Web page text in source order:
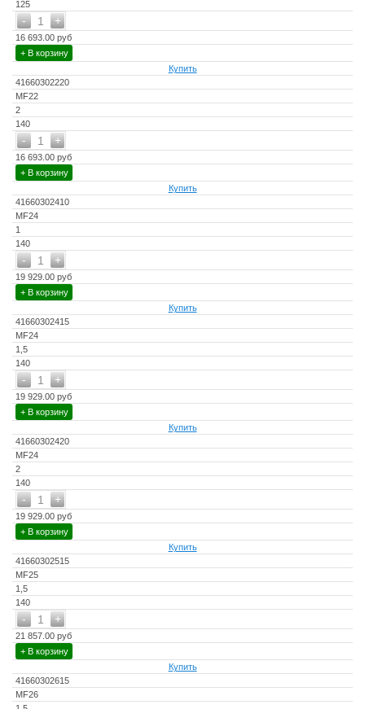
125
+
- 1
16 693.00 руб
+ В корзину
Купить
41660302220
MF22
2
140
+
- 1
16 693.00 руб
+ В корзину
Купить
41660302410
MF24
1
140
+
- 1
19 929.00 руб
+ В корзину
Купить
41660302415
MF24
1,5
140
+
- 1
19 929.00 руб
+ В корзину
Купить
41660302420
MF24
2
140
+
- 1
19 929.00 руб
+ В корзину
Купить
41660302515
MF25
1,5
140
+
- 1
21 857.00 руб
+ В корзину
Купить
41660302615
MF26